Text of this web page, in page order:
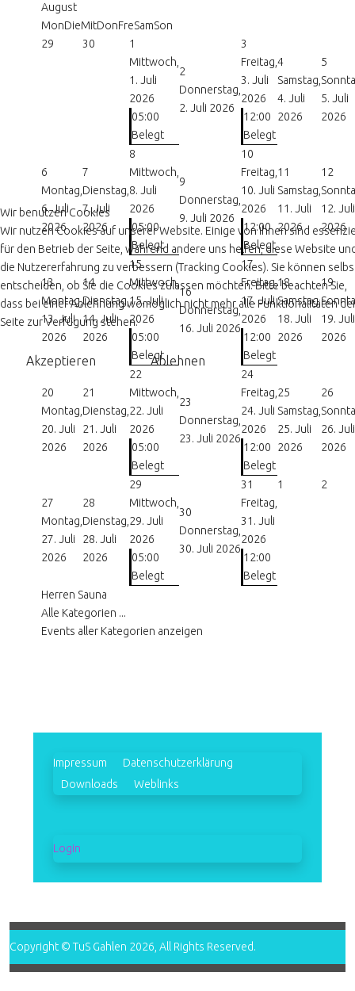
August
MonDieMitDonFreSamSon
29
30
1
Mittwoch,
1. Juli
2026
05:00
Belegt
2
Donnerstag,
2. Juli 2026
3
Freitag,
3. Juli
2026
12:00
Belegt
4
Samstag,
4. Juli
2026
5
5. Juli
2026
6
Montag,
6. Juli
2026
7
Dienstag,
7. Juli
2026
8
Mittwoch,
8. Juli
2026
05:00
Belegt
9
Donnerstag,
9. Juli 2026
10
Freitag,
10. Juli
2026
12:00
Belegt
11
Samstag,
11. Juli
2026
12
12. Juli
2026
13
Montag,
13. Juli
2026
14
Dienstag,
14. Juli
2026
15
Mittwoch,
15. Juli
2026
05:00
Belegt
16
Donnerstag,
16. Juli 2026
17
Freitag,
17. Juli
2026
12:00
Belegt
18
Samstag,
18. Juli
2026
19
19. Juli
2026
20
Montag,
20. Juli
2026
21
Dienstag,
21. Juli
2026
22
Mittwoch,
22. Juli
2026
05:00
Belegt
23
Donnerstag,
23. Juli 2026
24
Freitag,
24. Juli
2026
12:00
Belegt
25
Samstag,
25. Juli
2026
26
26. Juli
2026
27
Montag,
27. Juli
2026
28
Dienstag,
28. Juli
2026
29
Mittwoch,
29. Juli
2026
05:00
Belegt
30
Donnerstag,
30. Juli 2026
31
Freitag,
31. Juli
2026
12:00
Belegt
1 2
Herren Sauna
Alle Kategorien ...
Events aller Kategorien anzeigen
Impressum
Datenschutzerklärung
Downloads
Weblinks
Login
Copyright © TuS Gahlen 2026, All Rights Reserved.
Wir benutzen Cookies
Wir nutzen Cookies auf unserer Website. Einige von ihnen sind
für den Betrieb der Seite, während andere uns helfen, diese Website
die Nutzererfahrung zu verbessern (Tracking Cookies). Sie können
entscheiden, ob Sie die Cookies zulassen möchten. Bitte beachten Sie,
dass bei einer Ablehnung womöglich nicht mehr alle Funktionalitäten
Seite zur Verfügung stehen.
Akzeptieren Ablehnen